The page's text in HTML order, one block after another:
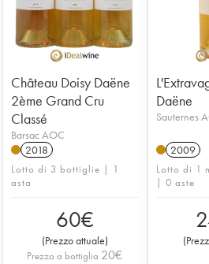
Château Doisy Daëne
2ème Grand Cru
Classé
Barsac AOC
2018
Lotto di 3 bottiglie | 1
asta
60€
(Prezzo attuale)
Prezzo a bottiglia 20€
Daëne
Sauternes
2009
Lotto di 1
| 0 aste
(